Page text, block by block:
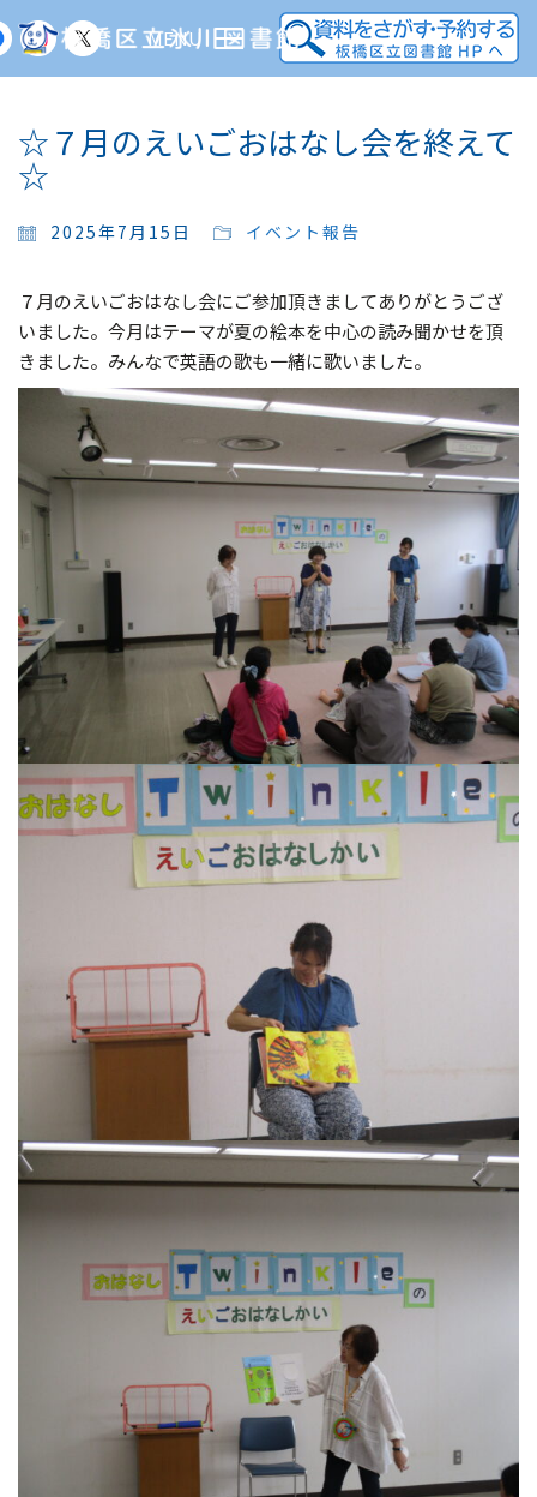
MENU
☆７月のえいごおはなし会を終えて
☆
2025年7月15日 イベント報告
７月のえいごおはなし会にご参加頂きましてありがとうござ
いました。今月はテーマが夏の絵本を中心の読み聞かせを頂
きました。みんなで英語の歌も一緒に歌いました。